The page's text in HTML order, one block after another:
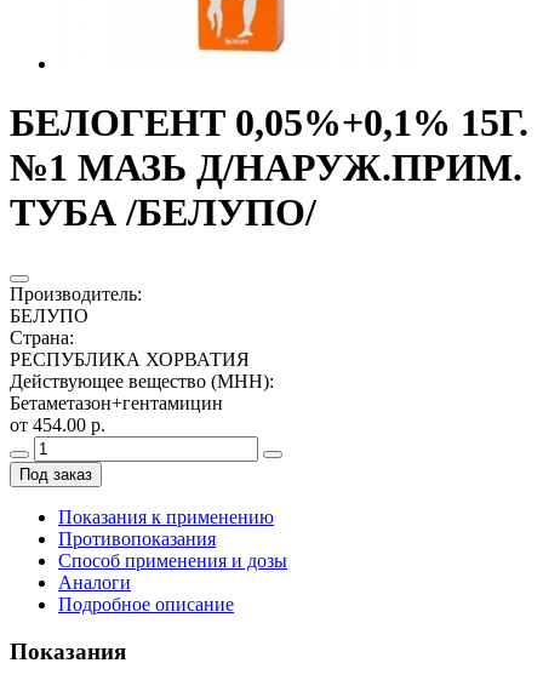
БЕЛОГЕНТ 0,05%+0,1% 15Г.
№1 МАЗЬ Д/НАРУЖ.ПРИМ.
ТУБА /БЕЛУПО/
Производитель:
БЕЛУПО
Страна:
РЕСПУБЛИКА ХОРВАТИЯ
Действующее вещество (МНН):
Бетаметазон+гентамицин
от 454.00 р.
Под заказ
Показания к применению
Противопоказания
Способ применения и дозы
Аналоги
Подробное описание
Показания